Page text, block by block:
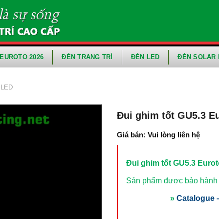
2026 ĐÈN TRANG TRÍ ĐÈN LED ĐÈN SOLAR
Đui ghim tốt GU5.3
Giá bán: Vui lòng liên hệ
Đui ghim tốt GU5.3
Sản phẩm được bảo
» Catalogue